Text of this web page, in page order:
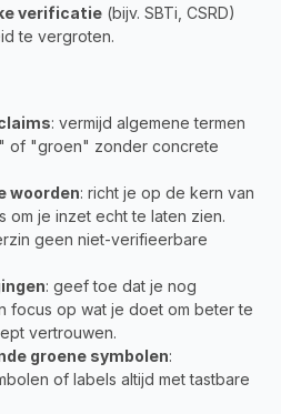
verificatie (bijv. SBTi, CSRD)
te vergroten.
: vermijd algemene termen
of "groen" zonder concrete
woorden: richt je op de kern van
om je inzet echt te laten zien.
geen niet-verifieerbare
: geef toe dat je nog
focus op wat je doet om beter te
vertrouwen.
groene symbolen:
of labels altijd met tastbare